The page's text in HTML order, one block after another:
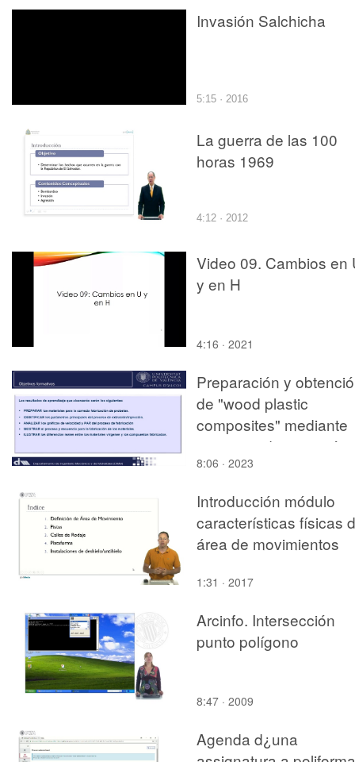
Invasión Salchicha
5:15 · 2016
La guerra de las 100
horas 1969
4:12 · 2012
Video 09. Cambios en
y en H
4:16 · 2021
Preparación y
de "wood plastic
composites" mediante
procesos de extrusión
inyección
8:06 · 2023
Introducción módulo
características físicas
área de movimientos
1:31 · 2017
Arcinfo. Intersección
punto polígono
8:47 · 2009
Agenda d¿una